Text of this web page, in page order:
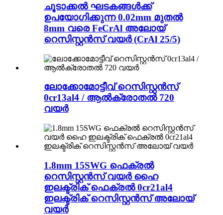
ചൂടാക്കൽ ഘടകങ്ങൾക്ക്
ഉപയോഗിക്കുന്ന 0.02mm മുതൽ
8mm വരെ FeCrAl അലോയ്
റെസിസ്റ്റൻസ് വയർ (CrAl 25/5)
ലോക്കോമോട്ടീവ് റെസിസ്റ്റൻസ്
0cr13al4 / ആൽക്രോതൽ 720
വയർ
1.8mm 15SWG ഫെക്രൽ
റെസിസ്റ്റൻസ് വയർ ഹൈ
ഇലക്ട്രിക് ഫെക്രൽ 0cr21al4
ഇലക്ട്രിക് റെസിസ്റ്റൻസ് അലോയ്
വയർ